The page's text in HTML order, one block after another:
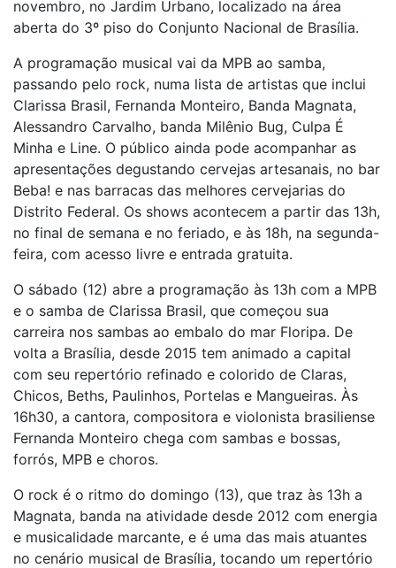
novembro, no Jardim Urbano, localizado na área
aberta do 3º piso do Conjunto Nacional de Brasília.
A programação musical vai da MPB ao samba,
passando pelo rock, numa lista de artistas que inclui
Clarissa Brasil, Fernanda Monteiro, Banda Magnata,
Alessandro Carvalho, banda Milênio Bug, Culpa É
Minha e Line. O público ainda pode acompanhar as
apresentações degustando cervejas artesanais, no bar
Beba! e nas barracas das melhores cervejarias do
Distrito Federal. Os shows acontecem a partir das 13h,
no final de semana e no feriado, e às 18h, na segunda-
feira, com acesso livre e entrada gratuita.
O sábado (12) abre a programação às 13h com a MPB
e o samba de Clarissa Brasil, que começou sua
carreira nos sambas ao embalo do mar Floripa. De
volta a Brasília, desde 2015 tem animado a capital
com seu repertório refinado e colorido de Claras,
Chicos, Beths, Paulinhos, Portelas e Mangueiras. Às
16h30, a cantora, compositora e violonista brasiliense
Fernanda Monteiro chega com sambas e bossas,
forrós, MPB e choros.
O rock é o ritmo do domingo (13), que traz às 13h a
Magnata, banda na atividade desde 2012 com energia
e musicalidade marcante, e é uma das mais atuantes
no cenário musical de Brasília, tocando um repertório